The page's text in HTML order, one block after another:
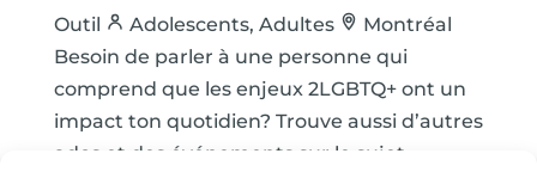
Outil Adolescents, Adultes
Montréal
Besoin de parler à une personne qui
comprend que les enjeux 2LGBTQ+ ont un
impact ton quotidien? Trouve aussi d’autres
ados et des événements sur le sujet.